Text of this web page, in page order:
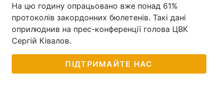
На цю годину опрацьовано вже понад 61%
протоколів закордонних бюлетенів. Такі дані
оприлюднив на прес-конференції голова ЦВК
Сергій Ківалов.
ПІДТРИМАЙТЕ НАС